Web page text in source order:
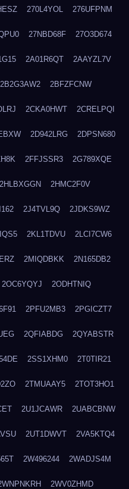
270L4YOL 276UFPNM
27NBD68F 27O3D674
2A01R6QT 2AAYZL7V
2B2G3AW2 2BFZFCNW
2CKA0HWT 2CRELPQI
2D942LRG 2DPSN680
2FFJSSR3 2G789XQE
2HLBXGGN 2HMC2F0V
2J4TVL9Q 2JDKS9WZ
2KL1TDVU 2LCI7CW6
2MIQDBKK 2N165DB2
2OC6YQYJ 2ODHTNIQ
2PFU2MB3 2PGICZT7
2QFIABDG 2QYABSTR
2SS1XHM0 2T0TIR21
2TMUAAY5 2TOT3HO1
2U1JCAWR 2UABCBNW
2UT1DWVT 2VA5KTQ4
2W496244 2WADJS4M
2WV0ZHMD